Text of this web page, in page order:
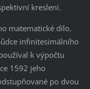
kreslení.
matematické dílo.
infinitesimálního
k výpočtu
1592 jeho
po dvou